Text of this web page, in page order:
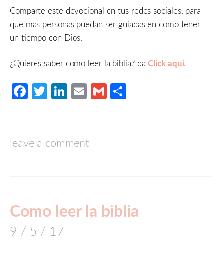
Comparte este devocional en tus redes sociales, para
que mas personas puedan ser guiadas en como tener
un tiempo con Dios.
¿Quieres saber como leer la biblia? da Click aqui.
Facebook
TwitterLinkedIn
EmailGmail
leave a comment
Como leer la biblia
9 / 5 / 17